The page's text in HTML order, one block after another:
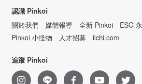
認識 Pinkoi
關於我們
媒體報導 全新 Pinkoi
ESG
Pinkoi 小怪物
人才招募 iichi.com
追蹤 Pinkoi